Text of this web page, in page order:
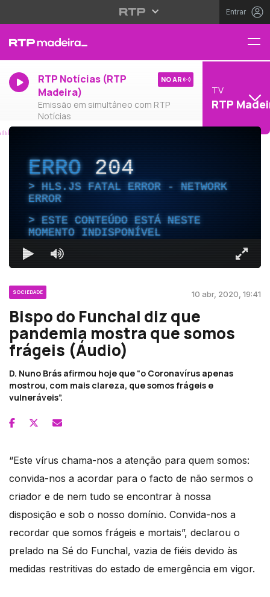
Entrar
RTP Notícias (RTP
Madeira)
Emissão em simultâneo com RTP
Notícias
NO AR
TV
RTP
ERRO204
HLS.JS FATAL ERROR - NETWORK
ERROR
ESTE CONTEÚDO ESTÁ NESTE
MOMENTO INDISPONÍVEL
SOCIEDADE 10 abr, 2020, 19:41
Bispo do Funchal diz que
pandemia mostra que somos
frágeis (Áudio)
D. Nuno Brás afirmou hoje que “o Coronavírus apenas
mostrou, com mais clareza, que somos frágeis e
vulneráveis”.
“Este vírus chama-nos a atenção para quem somos:
convida-nos a acordar para o facto de não sermos o
criador e de nem tudo se encontrar à nossa
disposição e sob o nosso domínio. Convida-nos a
recordar que somos frágeis e mortais”, declarou o
prelado na Sé do Funchal, vazia de fiéis devido às
medidas restritivas do estado de emergência em vigor.